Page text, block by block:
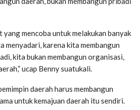
yang mencoba untuk melakukan banyak
menyadari, karena kita membangun
kita bukan membangun organisasi,
ucap Benny suatukali.
daerah harus membangun
untuk kemajuan daerah itu sendiri.